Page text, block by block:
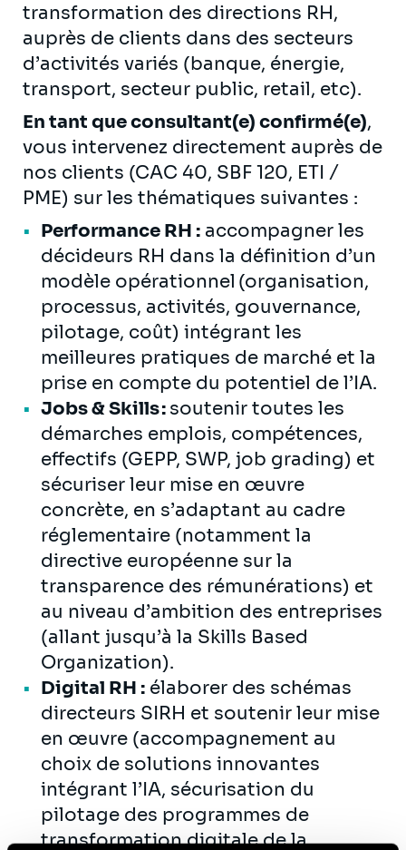
transformation des directions RH,
auprès de clients dans des secteurs
d’activités variés (banque, énergie,
transport, secteur public, retail, etc).
En tant que consultant(e) confirmé(e),
vous intervenez directement auprès de
nos clients (CAC 40, SBF 120, ETI /
PME) sur les thématiques suivantes :
Performance RH : accompagner les
décideurs RH dans la définition d’un
modèle opérationnel (organisation,
processus, activités, gouvernance,
pilotage, coût) intégrant les
meilleures pratiques de marché et la
prise en compte du potentiel de l’IA.
Jobs & Skills : soutenir toutes les
démarches emplois, compétences,
effectifs (GEPP, SWP, job grading) et
sécuriser leur mise en œuvre
concrète, en s’adaptant au cadre
réglementaire (notamment la
directive européenne sur la
transparence des rémunérations) et
au niveau d’ambition des entreprises
(allant jusqu’à la Skills Based
Organization).
Digital RH : élaborer des schémas
directeurs SIRH et soutenir leur mise
en œuvre (accompagnement au
choix de solutions innovantes
intégrant l’IA, sécurisation du
pilotage des programmes de
transformation digitale de la